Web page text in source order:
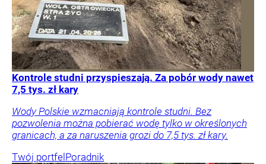
Kontrole studni przyspieszają. Za pobór wody nawet
7,5 tys. zł kary
Wody Polskie wzmacniają kontrole studni. Bez
pozwolenia można pobierać wodę tylko w określonych
granicach, a za naruszenia grozi do 7,5 tys. zł kary.
Twój portfel Poradnik